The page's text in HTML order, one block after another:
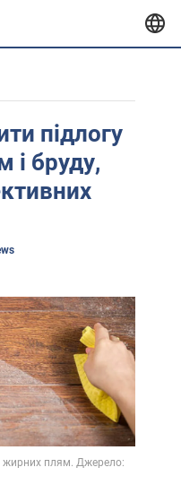
підлогу
і бруду,
жирних плям. Джерело: